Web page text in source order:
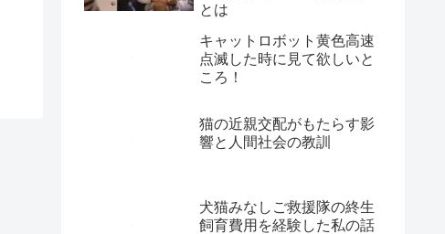
とは
キャットロボット黄色高速
点滅した時に見て欲しいと
ころ！
猫の近親交配がもたらす影
響と人間社会の教訓
犬猫みなしご救援隊の終生
飼育費用を経験した私の話